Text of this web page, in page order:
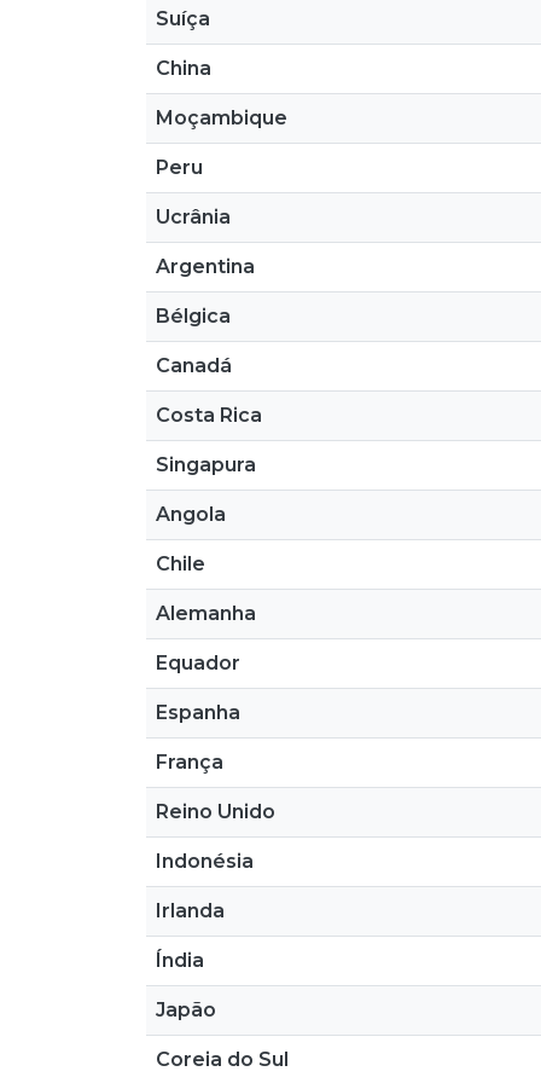
Suíça
China
Moçambique
Peru
Ucrânia
Argentina
Bélgica
Canadá
Costa Rica
Singapura
Angola
Chile
Alemanha
Equador
Espanha
França
Reino Unido
Indonésia
Irlanda
Índia
Japão
Coreia do Sul